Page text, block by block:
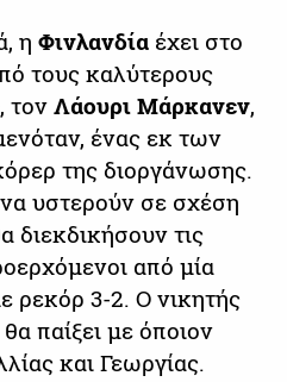
η Φινλανδία έχει στο
τους καλύτερους
τονΛάουρι Μάρκανεν,
ένας εκ των
της διοργάνωσης.
υστερούν σε σχέση
διεκδικήσουν τις
από μία
ρεκόρ 3-2. Ο νικητής
παίξει με όποιον
και Γεωργίας.